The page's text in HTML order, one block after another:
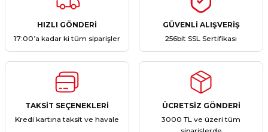
HIZLI GÖNDERİ
17:00’a kadar ki tüm siparişler
GÜVENLİ ALIŞVERİŞ
256bit SSL Sertifikası
TAKSİT SEÇENEKLERİ
Kredi kartına taksit ve havale
ÜCRETSİZ GÖNDERİ
3000 TL ve üzeri tüm
siparişlerde